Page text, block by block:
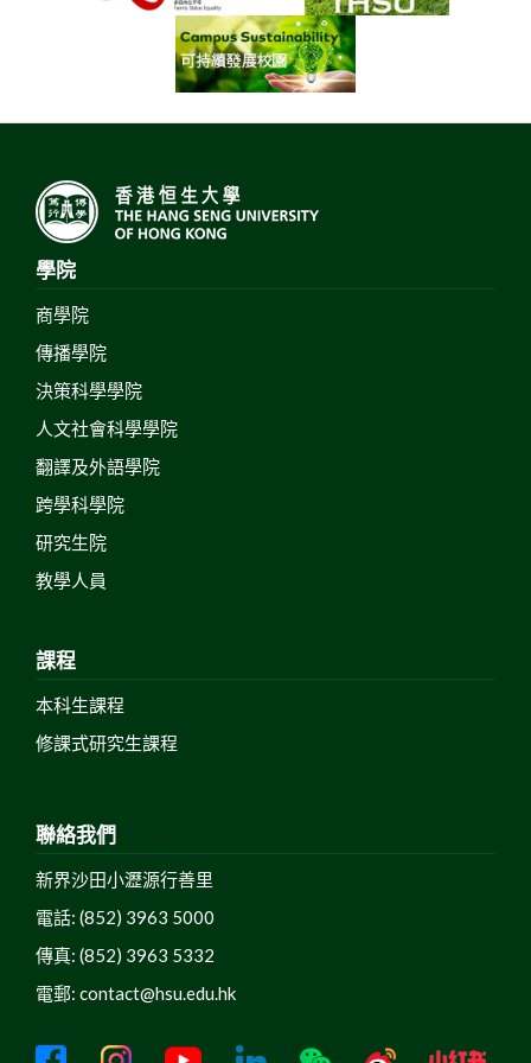
學院
商學院
傳播學院
決策科學學院
人文社會科學學院
翻譯及外語學院
跨學科學院
研究生院
教學人員
課程
本科生課程
修課式研究生課程
聯絡我們
新界沙田小瀝源行善里
電話: (852) 3963 5000
傳真: (852) 3963 5332
電郵: contact@hsu.edu.hk